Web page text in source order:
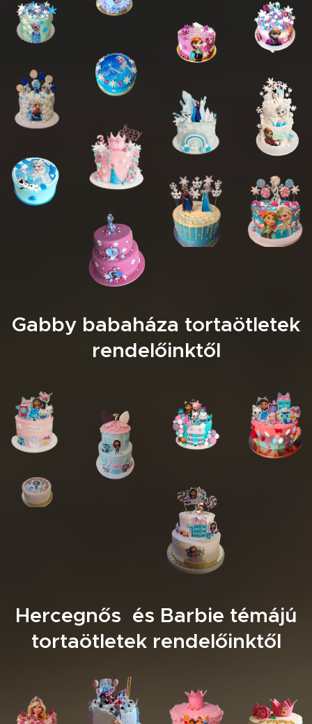
Gabby babaháza tortaötletek
rendelőinktől
Hercegnős és Barbie témájú
tortaötletek rendelőinktől